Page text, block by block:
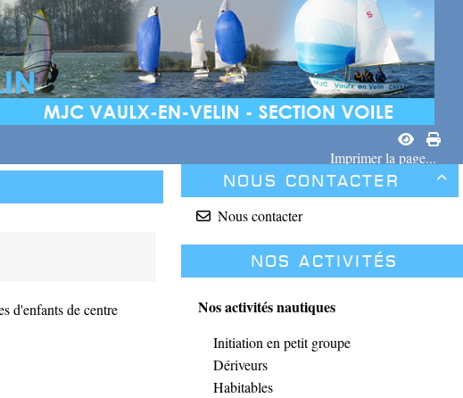
Imprimer la page...
d'enfants de centre

Nous contacter
Nous contacter
Nos activités
Nos activités nautiques
Initiation en petit groupe
Dériveurs
Habitables